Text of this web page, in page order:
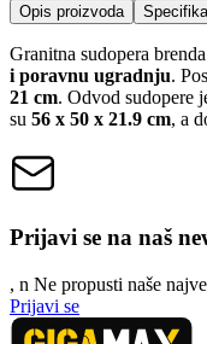
Opis proizvoda
Granitna sudopera brenda
i poravnu ugradnju.
21 cm. Odvod sudopere
su 56 x 50 x 21.9 cm, a
Prijavi se na naš
, n Ne propusti naše
Prijavi se